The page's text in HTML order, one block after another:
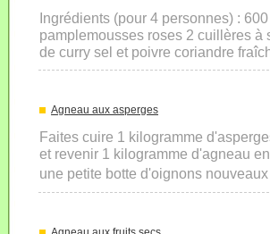
Ingrédients (pour 4 personnes) :
pamplemousses roses 2 cuillères
de curry sel et poivre coriandre
Agneau aux asperges
Faites cuire 1 kilogramme
et revenir 1 kilogramme d'agneau
une petite botte d'oignons